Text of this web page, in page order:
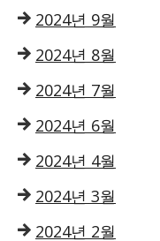
2024년 9월
2024년 8월
2024년 7월
2024년 6월
2024년 4월
2024년 3월
2024년 2월